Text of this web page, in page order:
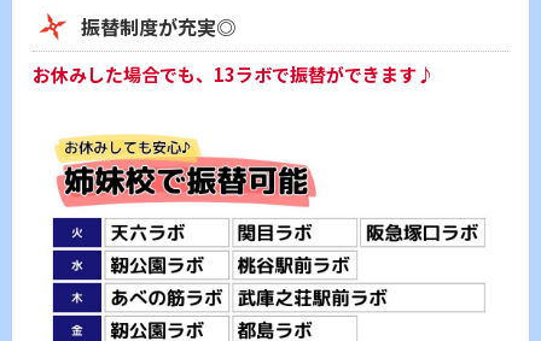
振替制度が充実◎
お休みした場合でも、13ラボで振替ができます♪